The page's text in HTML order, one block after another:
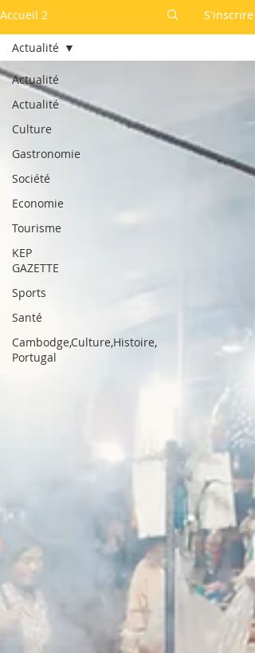
Accueil 2 S'inscrire
Actualité
Actualité
Culture
Gastronomie
Société
Economie
Tourisme
KEP
GAZETTE
Sports
Santé
Cambodge,Culture,Histoire,
Portugal
Actualité